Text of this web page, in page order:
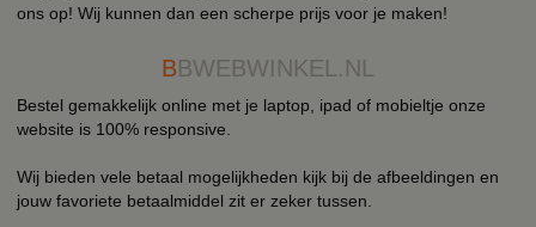
ons op! Wij kunnen dan een scherpe prijs voor je maken!
BBWEBWINKEL.NL
Bestel gemakkelijk online met je laptop, ipad of mobieltje onze
website is 100% responsive.
Wij bieden vele betaal mogelijkheden kijk bij de afbeeldingen en
jouw favoriete betaalmiddel zit er zeker tussen.